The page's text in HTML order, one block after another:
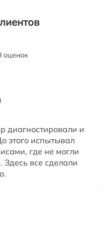
оценок
диагностировали и
этого испытывал
где не могли
Здесь все сделали